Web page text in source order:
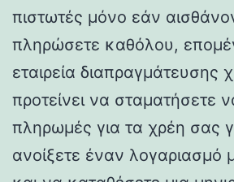
πιστωτές μόνο εάν
πληρώσετε καθόλου,
εταιρεία διαπραγμάτευσης
προτείνει να σταματήσετε
πληρωμές για τα χρέη σας
ανοίξετε έναν λογαριασμό